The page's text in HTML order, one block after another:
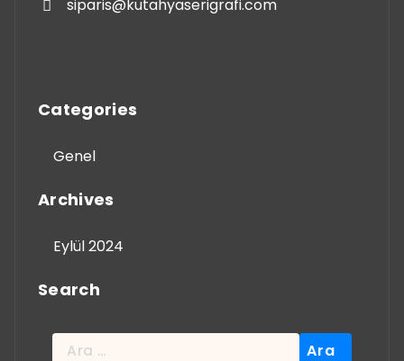
siparis@kutahyaserigrafi.com
Categories
Genel
Archives
Eylül 2024
Search
Arama: